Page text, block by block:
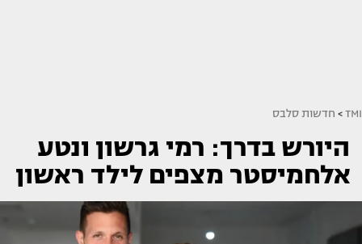
TMI
> חדשות סלבס
היורש בדרך: רמי גרשון ונטע
אלחמיסטר מצפים לילד ראשון